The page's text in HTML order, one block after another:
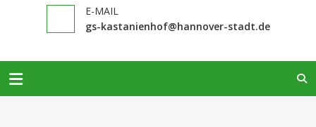
E-MAIL
gs-kastanienhof@hannover-stadt.de